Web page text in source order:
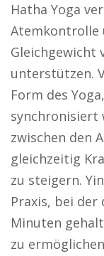
Hatha Yoga
Atemkontrolle
Gleichgewicht
unterstützen.
Form des
synchronisiert
zwischen den
gleichzeitig
zu steigern.
Praxis, bei
Minuten
zu